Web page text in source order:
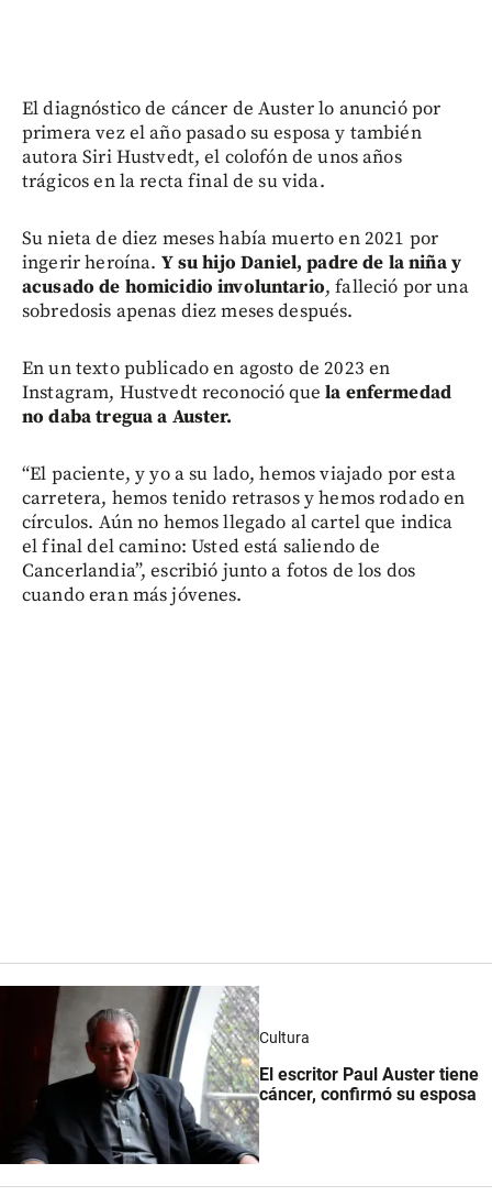
El diagnóstico de cáncer de Auster lo anunció por
primera vez el año pasado su esposa y también
autora Siri Hustvedt, el colofón de unos años
trágicos en la recta final de su vida.
Su nieta de diez meses había muerto en 2021 por
ingerir heroína. Y su hijo Daniel, padre de la niña y
acusado de homicidio involuntario, falleció por una
sobredosis apenas diez meses después.
En un texto publicado en agosto de 2023 en
Instagram, Hustvedt reconoció quela enfermedad
no daba tregua a Auster.
“El paciente, y yo a su lado, hemos viajado por esta
carretera, hemos tenido retrasos y hemos rodado en
círculos. Aún no hemos llegado al cartel que indica
el final del camino: Usted está saliendo de
Cancerlandia”, escribió junto a fotos de los dos
cuando eran más jóvenes.
Cultura
El escritor Paul Auster tiene
cáncer, confirmó su esposa